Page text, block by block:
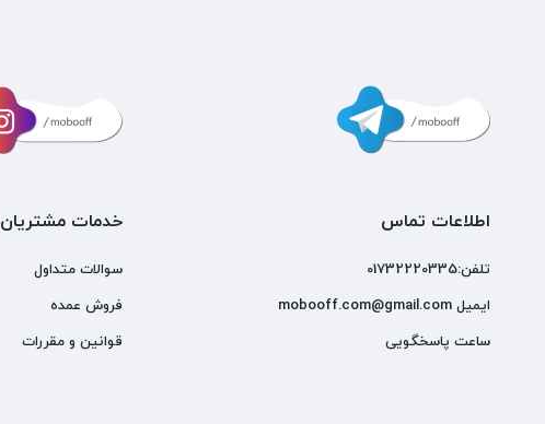
اطلاعات تماس خدمات مشتریان
تلفن:01732220335 سوالات متداول
ایمیل mobooff.com@gmail.com
فروش عمده
ساعت پاسخگویی
قوانین و مقررات